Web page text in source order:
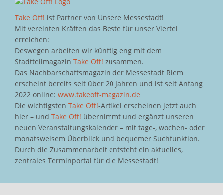
Take Off! ist Partner von Unsere Messestadt!
Mit vereinten Kräften das Beste für unser Viertel
erreichen:
Deswegen arbeiten wir künftig eng mit dem
Stadtteilmagazin Take Off! zusammen.
Das Nachbarschaftsmagazin der Messestadt Riem
erscheint bereits seit über 20 Jahren und ist seit Anfang
2022 online: www.takeoff-magazin.de
Die wichtigsten Take Off!-Artikel erscheinen jetzt auch
hier – und Take Off! übernimmt und ergänzt unseren
neuen Veranstaltungskalender – mit tage-, wochen- oder
monatsweisem Überblick und bequemer Suchfunktion.
Durch die Zusammenarbeit entsteht ein aktuelles,
zentrales Terminportal für die Messestadt!